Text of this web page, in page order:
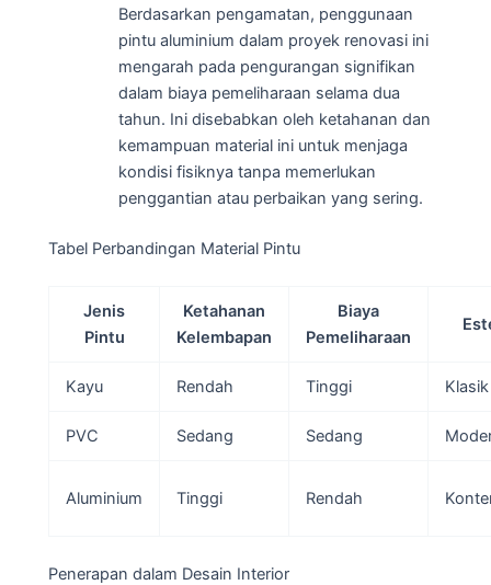
Berdasarkan pengamatan, penggunaan
pintu aluminium dalam proyek renovasi ini
mengarah pada pengurangan signifikan
dalam biaya pemeliharaan selama dua
tahun. Ini disebabkan oleh ketahanan dan
kemampuan material ini untuk menjaga
kondisi fisiknya tanpa memerlukan
penggantian atau perbaikan yang sering.
Tabel Perbandingan Material Pintu
Jenis
Pintu
Ketahanan
Kelembapan
Biaya
Pemeliharaan
Kayu Rendah Tinggi Klasik
PVC Sedang Sedang
Aluminium Tinggi Rendah
Penerapan dalam Desain Interior